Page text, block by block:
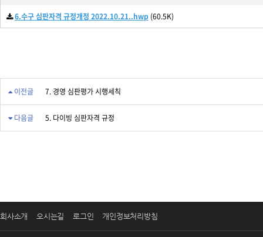
6.수구 심판자격 규정개정 2022.10.21..hwp (60.5K)
이전글 7. 경영 심판평가 시행세칙
다음글 5. 다이빙 심판자격 규정
회사소개 오시는길 로그인 개인정보처리방침